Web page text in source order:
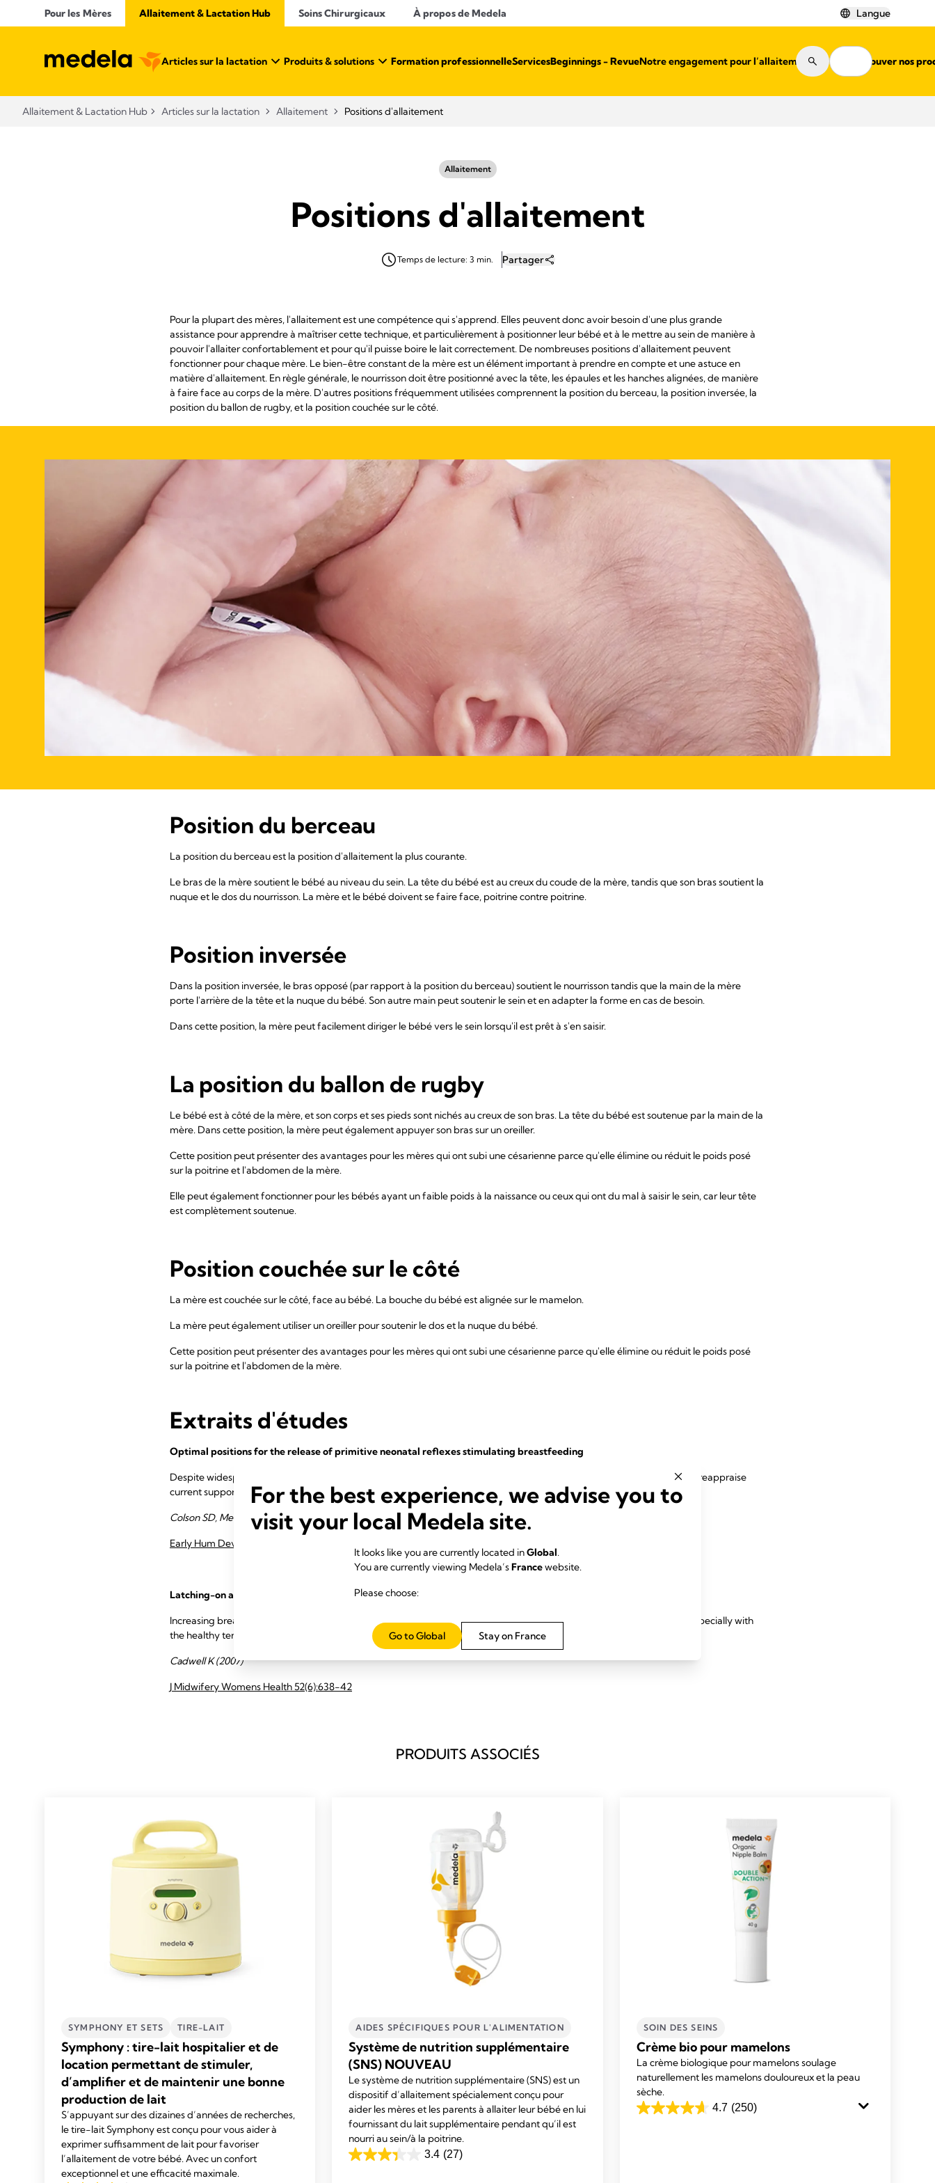
Pour les Mères Allaitement & Lactation Hub Soins Chirurgicaux À propos de Medela Langue
Articles sur la lactation Produits & solutions Formation professionnelleServicesBeginnings - RevueNotre engagement pour l’allaitement Où trouver nos
Allaitement & Lactation Hub Articles sur la lactation Allaitement Positions d'allaitement
Allaitement
Positions d'allaitement
Temps de lecture: 3 min. Partager
Pour la plupart des mères, l'allaitement est une compétence qui s'apprend. Elles peuvent donc avoir besoin d'une plus grande
assistance pour apprendre à maîtriser cette technique, et particulièrement à positionner leur bébé et à le mettre au sein de manière à
pouvoir l'allaiter confortablement et pour qu'il puisse boire le lait correctement. De nombreuses positions d'allaitement peuvent
fonctionner pour chaque mère. Le bien-être constant de la mère est un élément important à prendre en compte et une astuce en
matière d'allaitement. En règle générale, le nourrisson doit être positionné avec la tête, les épaules et les hanches alignées, de manière
à faire face au corps de la mère. D'autres positions fréquemment utilisées comprennent la position du berceau, la position inversée, la
position du ballon de rugby, et la position couchée sur le côté.
Position du berceau
La position du berceau est la position d'allaitement la plus courante.
Le bras de la mère soutient le bébé au niveau du sein. La tête du bébé est au creux du coude de la mère, tandis que son bras soutient la
nuque et le dos du nourrisson. La mère et le bébé doivent se faire face, poitrine contre poitrine.
Position inversée
Dans la position inversée, le bras opposé (par rapport à la position du berceau) soutient le nourrisson tandis que la main de la mère
porte l'arrière de la tête et la nuque du bébé. Son autre main peut soutenir le sein et en adapter la forme en cas de besoin.
Dans cette position, la mère peut facilement diriger le bébé vers le sein lorsqu'il est prêt à s'en saisir.
La position du ballon de rugby
Le bébé est à côté de la mère, et son corps et ses pieds sont nichés au creux de son bras. La tête du bébé est soutenue par la main de la
mère. Dans cette position, la mère peut également appuyer son bras sur un oreiller.
Cette position peut présenter des avantages pour les mères qui ont subi une césarienne parce qu'elle élimine ou réduit le poids posé
sur la poitrine et l'abdomen de la mère.
Elle peut également fonctionner pour les bébés ayant un faible poids à la naissance ou ceux qui ont du mal à saisir le sein, car leur tête
est complètement soutenue.
Position couchée sur le côté
La mère est couchée sur le côté, face au bébé. La bouche du bébé est alignée sur le mamelon.
La mère peut également utiliser un oreiller pour soutenir le dos et la nuque du bébé.
Cette position peut présenter des avantages pour les mères qui ont subi une césarienne parce qu'elle élimine ou réduit le poids posé
sur la poitrine et l'abdomen de la mère.
Extraits d'études
Optimal positions for the release of primitive neonatal reflexes stimulating breastfeeding
Despite widespread skills-teaching, 37% of UK mothers initiating breastfeeding stop by six weeks suggesting a need to reappraise
current support strategies. Rooting, sucking and swallowing ...
Colson SD, Meek JH, Hawdon JM (2008)
Early Hum Dev. 84(7):441-9
Latching-on and suckling of the healthy term neonate: breastfeeding assessment
Increasing breastfeeding duration and exclusivity is an acknowledged public health priority. Breastfeeding problems, especially with
the healthy term neonate latching-on or feeding with a suboptimal ...
Cadwell K (2007)
J Midwifery Womens Health 52(6):638-42
PRODUITS ASSOCIÉS
SYMPHONY ET SETS TIRE-LAIT
Symphony : tire-lait hospitalier et de
location permettant de stimuler,
d’amplifier et de maintenir une bonne
production de lait
S’appuyant sur des dizaines d’années de recherches,
le tire-lait Symphony est conçu pour vous aider à
exprimer suffisamment de lait pour favoriser
l’allaitement de votre bébé. Avec un confort
exceptionnel et une efficacité maximale.
AIDES SPÉCIFIQUES POUR L'ALIMENTATION
Système de nutrition supplémentaire
(SNS) NOUVEAU
Le système de nutrition supplémentaire (SNS) est un
dispositif d’allaitement spécialement conçu pour
aider les mères et les parents à allaiter leur bébé en lui
fournissant du lait supplémentaire pendant qu’il est
nourri au sein/à la poitrine.
3.4 (27)
3.4
SOIN DES SEINS
Crème bio pour mamelons
La crème biologique pour mamelons soulage
naturellement les mamelons douloureux et la peau
sèche.
4.7 (250)
4.7
For the best experience, we advise you to
visit your local Medela site.
It looks like you are currently located inGlobal.
You are currently viewing Medela’sFrancewebsite.
Please choose:
Stay on France
Go to Global